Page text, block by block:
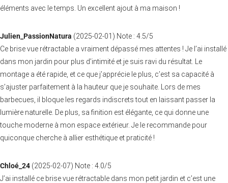
éléments avec le temps. Un excellent ajout à ma maison !
Julien_PassionNatura (2025-02-01 ) Note : 4.5/5
Ce brise vue rétractable a vraiment dépassé mes attentes ! Je l’ai installé
dans mon jardin pour plus d’intimité et je suis ravi du résultat. Le
montage a été rapide, et ce que j’apprécie le plus, c’est sa capacité à
s’ajuster parfaitement à la hauteur que je souhaite. Lors de mes
barbecues, il bloque les regards indiscrets tout en laissant passer la
lumière naturelle. De plus, sa finition est élégante, ce qui donne une
touche moderne à mon espace extérieur. Je le recommande pour
quiconque cherche à allier esthétique et praticité !
Chloé_24 (2025-02-07) Note : 4.0/5
J’ai installé ce brise vue rétractable dans mon petit jardin et c’est une